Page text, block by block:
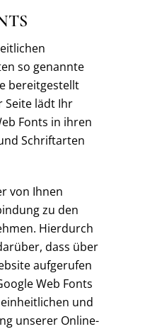
so genannte
bereitgestellt
Seite lädt Ihr
Fonts in ihren
Schriftarten
von Ihnen
zu den
Hierdurch
dass über
aufgerufen
Web Fonts
und
unserer Online-